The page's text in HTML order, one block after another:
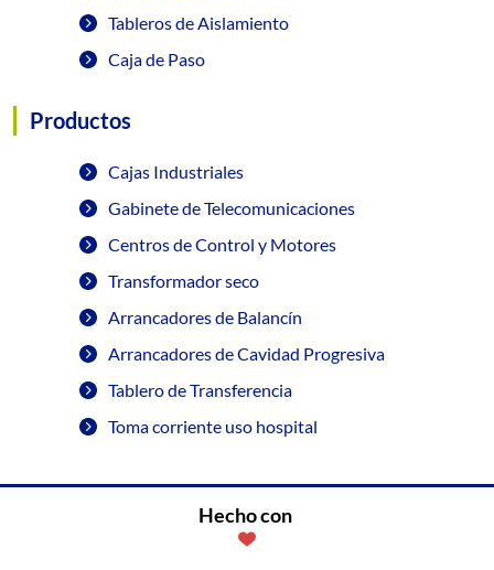
Tableros de Aislamiento
Caja de Paso
Productos
Cajas Industriales
Gabinete de Telecomunicaciones
Centros de Control y Motores
Transformador seco
Arrancadores de Balancín
Arrancadores de Cavidad Progresiva
Tablero de Transferencia
Toma corriente uso hospital
Hecho con